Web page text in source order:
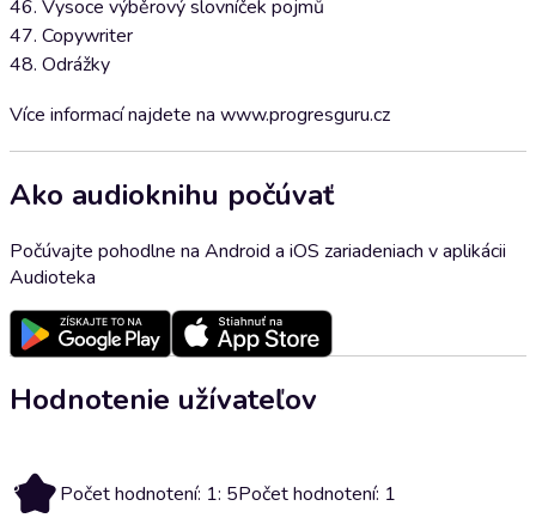
46. Vysoce výběrový slovníček pojmů
47. Copywriter
48. Odrážky
Více informací najdete na www.progresguru.cz
Ako audioknihu počúvať
Počúvajte pohodlne na Android a iOS zariadeniach v aplikácii
Audioteka
Hodnotenie užívateľov
5 Počet hodnotení: 1: 5Počet hodnotení: 1